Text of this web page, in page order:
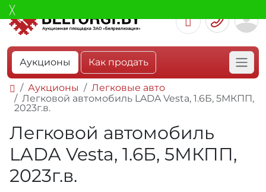
Аукционы Как продать
Аукционы
Легковые авто
Легковой автомобиль LADA Vesta, 1.6Б, 5МКПП,
2023г.в.
Легковой автомобиль
LADA Vesta, 1.6Б, 5МКПП,
2023г.в.